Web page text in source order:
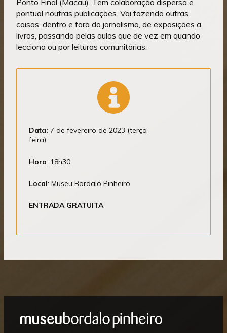
Ponto Final (Macau). Tem colaboração dispersa e
pontual noutras publicações. Vai fazendo outras
coisas, dentro e fora do jornalismo, de exposições a
livros, passando pelas aulas que de vez em quando
lecciona ou por leituras comunitárias.
Data: 7 de fevereiro de 2023 (terça-
feira)
Hora: 18h30
Local: Museu Bordalo Pinheiro
ENTRADA GRATUITA